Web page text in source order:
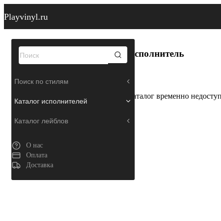
Playvinyl.ru
Поиск по стилям
Каталог исполнителей
Каталог лейблов
О нас
Оплата
Доставка
Исполнитель
Каталог временно